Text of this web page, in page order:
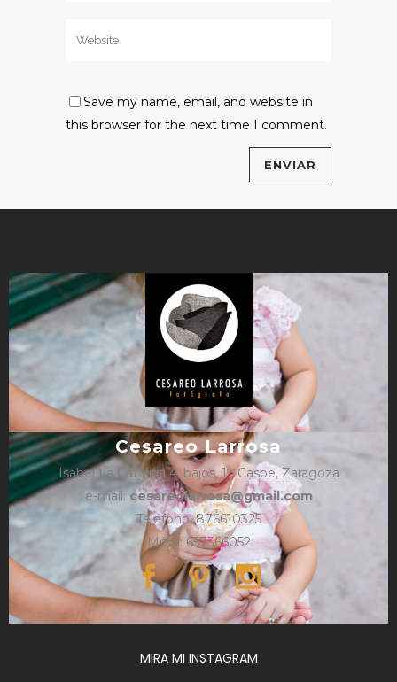
Save my name, email, and website in
this browser for the next time I comment.
Cesareo Larrosa
Isabel La Católica 4, bajos, 1º, Caspe, Zaragoza
e-mail:cesareolarrosa@gmail.com
Teléfono: 876610325
Móvil: 657366052
MIRA MI INSTAGRAM